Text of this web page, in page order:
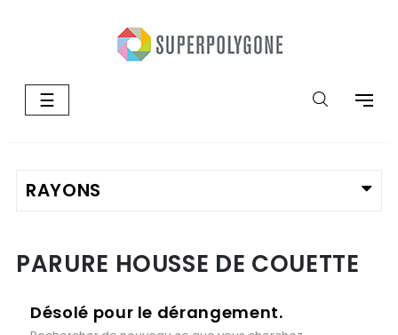
Basculer
la
☰
PARURE HOUSSE DE COUETTE
Désolé pour le dérangement.